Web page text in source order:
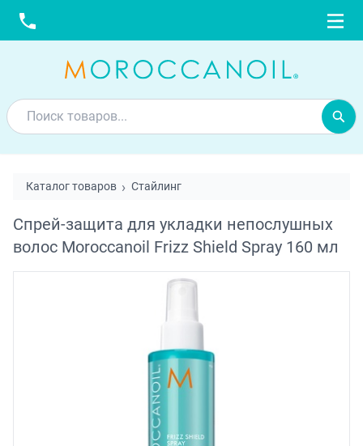
Каталог товаров Стайлинг
Спрей-защита для укладки непослушных
волос Moroccanoil Frizz Shield Spray 160 мл